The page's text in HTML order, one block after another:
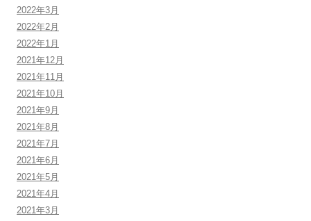
2022年3月
2022年2月
2022年1月
2021年12月
2021年11月
2021年10月
2021年9月
2021年8月
2021年7月
2021年6月
2021年5月
2021年4月
2021年3月